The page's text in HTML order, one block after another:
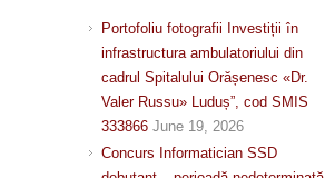
Portofoliu fotografii Investiții în
infrastructura ambulatoriului din
cadrul Spitalului Orășenesc «Dr.
Valer Russu» Luduș”, cod SMIS
333866 June 19, 2026
Concurs Informatician SSD